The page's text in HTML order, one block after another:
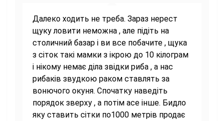
Далеко ходить не треба. Зараз нерест
щуку ловити неможна , але підіть на
столичний базар і ви все побачите , щука
з сіток такі мамки з ікрою до 10 кілограм
і нікому немає діла звідки риба , а нас
рибаків звудкою раком ставлять за
вонючого окуня. Спочатку наведіть
порядок зверху , а потім асе інше. Бидло
яку ставить сітки по1000 метрів продає